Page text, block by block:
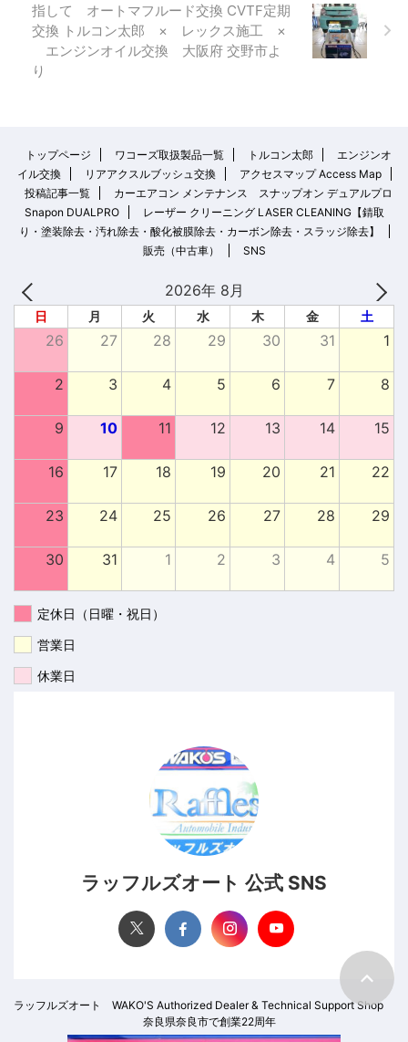
指して オートマフルード交換 CVTF定期
交換 トルコン太郎 × レックス施工 ×
エンジンオイル交換 大阪府 交野市よ
り
トップページ ワコーズ取扱製品一覧 トルコン太郎
エンジンオ
イル交換
リアアクスルブッシュ交換
アクセスマップ Access Map
投稿記事一覧
カーエアコン メンテナンス スナップオン デュアルプロ
Snapon DUALPRO
レーザー クリーニング LASER CLEANING【錆取
り・塗装除去・汚れ除去・酸化被膜除去・カーボン除去・スラッジ除去】
販売（中古車）
SNS
2026年 8月
日 月 火 水 木 金 土
26 27 28 29 30 31 1
2 3 4 5 6 7 8
9 10 11 12 13 14 15
16 17 18 19 20 21 22
23 24 25 26 27 28 29
30 31 1 2 3 4 5
定休日（日曜・祝日）
営業日
休業日
ラッフルズオート 公式 SNS
ラッフルズオート WAKO'S Authorized Dealer & Technical Support Shop
奈良県奈良市で創業22周年